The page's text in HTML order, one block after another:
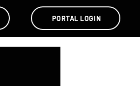
PORTAL LOGIN